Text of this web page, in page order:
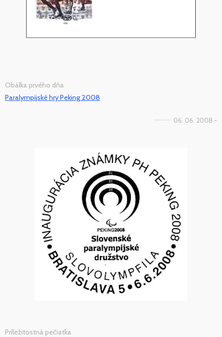
Obálka prvého dňa
Paralympijské hry Peking 2008
06. 06. 2008 -
Príležitostná pečiatka